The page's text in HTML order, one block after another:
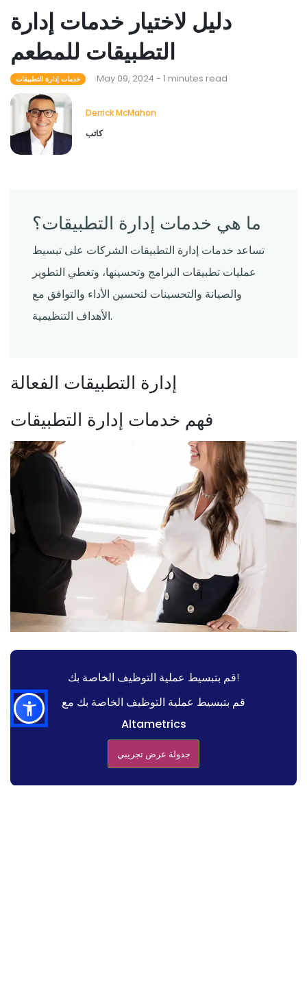
دليل لاختيار خدمات إدارة
التطبيقات للمطعم
خدمات إدارة التطبيقات May 09, 2024 - 1 minutes read
Derrick McMahon
كاتب
ما هي خدمات إدارة التطبيقات؟
تساعد خدمات إدارة التطبيقات الشركات على تبسيط
عمليات تطبيقات البرامج وتحسينها، وتغطي التطوير
والصيانة والتحسينات لتحسين الأداء والتوافق مع
الأهداف التنظيمية.
إدارة التطبيقات الفعالة
فهم خدمات إدارة التطبيقات
قم بتبسيط عملية التوظيف الخاصة بك!
قم بتبسيط عملية التوظيف الخاصة بك مع
Altametrics
جدولة عرض تجريبي